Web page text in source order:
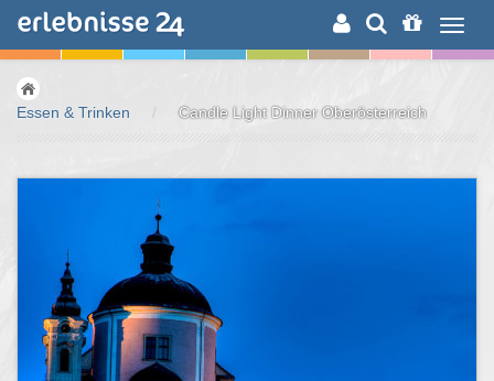
ERLEBNISSUCHE
Essen & Trinken / Candle Light Dinner Oberösterreich